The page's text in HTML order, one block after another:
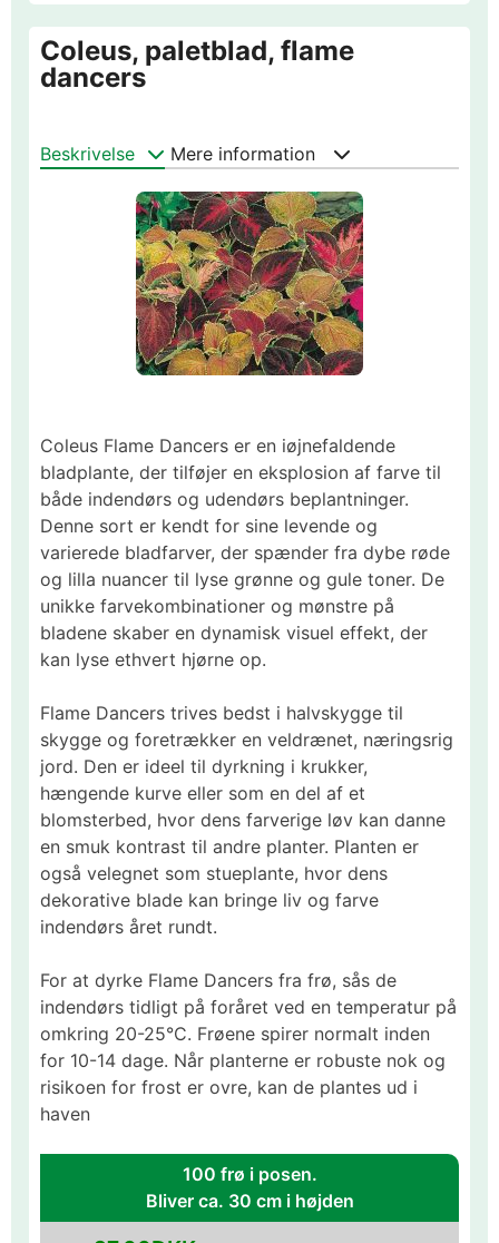
Coleus, paletblad, flame
dancers
Beskrivelse Mere information
Coleus Flame Dancers er en iøjnefaldende
bladplante, der tilføjer en eksplosion af farve til
både indendørs og udendørs beplantninger.
Denne sort er kendt for sine levende og
varierede bladfarver, der spænder fra dybe røde
og lilla nuancer til lyse grønne og gule toner. De
unikke farvekombinationer og mønstre på
bladene skaber en dynamisk visuel effekt, der
kan lyse ethvert hjørne op.​
Flame Dancers trives bedst i halvskygge til
skygge og foretrækker en veldrænet, næringsrig
jord. Den er ideel til dyrkning i krukker,
hængende kurve eller som en del af et
blomsterbed, hvor dens farverige løv kan danne
en smuk kontrast til andre planter. Planten er
også velegnet som stueplante, hvor dens
dekorative blade kan bringe liv og farve
indendørs året rundt.​
For at dyrke Flame Dancers fra frø, sås de
indendørs tidligt på foråret ved en temperatur på
omkring 20-25°C. Frøene spirer normalt inden
for 10-14 dage. Når planterne er robuste nok og
risikoen for frost er ovre, kan de plantes ud i
haven
100 frø i posen.
Bliver ca. 30 cm i højden